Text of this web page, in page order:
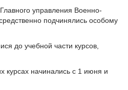
управления Военно-
подчинялись особому
до учебной части курсов,
курсах начинались с 1 июня и